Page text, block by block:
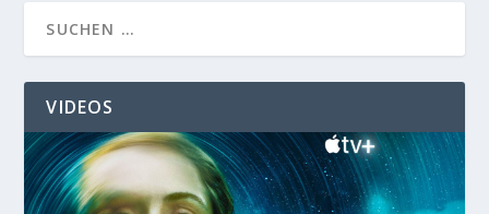
VIDEOS